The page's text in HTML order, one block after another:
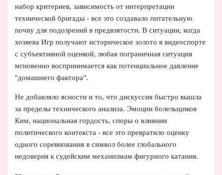
набор критериев, зависимость от интерпретации
технической бригады - все это создавало питательную
почву для подозрений в предвзятости. В ситуации, когда
хозяева Игр получают историческое золото в видеоспорте
с субъективной оценкой, любая пограничная ситуация
мгновенно воспринимается как потенциальное давление
"домашнего фактора".
Не добавляло ясности и то, что дискуссия быстро вышла
за пределы технического анализа. Эмоции болельщиков
Ким, национальная гордость, споры о влиянии
политического контекста - все это превратило оценку
одного соревнования в символ более глобального
недоверия к судейским механизмам фигурного катания.